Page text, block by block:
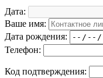
Дата:
Ваше имя:
Дата рождения:
Телефон:
Код подтверждения: